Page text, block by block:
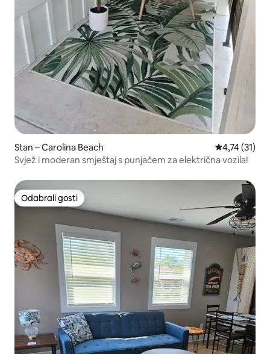
Stan – Carolina Beach Prosječna
4,74 (31)
Svjež i moderan smještaj s punjačem za električna vozila!
Odabrali gosti
Odabrali gosti